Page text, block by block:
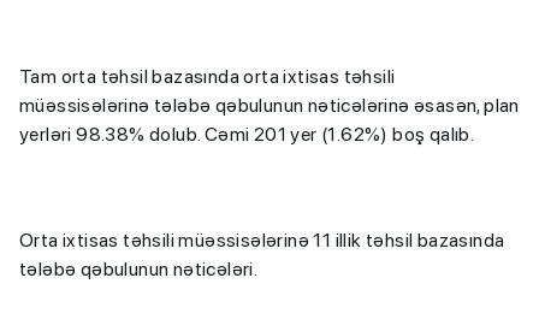
Tam orta təhsil bazasında orta ixtisas təhsili
müəssisələrinə tələbə qəbulunun nəticələrinə əsasən, plan
yerləri 98.38% dolub. Cəmi 201 yer (1.62%) boş qalıb.
Orta ixtisas təhsili müəssisələrinə 11 illik təhsil bazasında
tələbə qəbulunun nəticələri.